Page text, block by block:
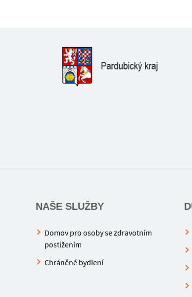
NAŠE SLUŽBY
Domov pro osoby se zdravotním
postižením
Chráněné bydlení